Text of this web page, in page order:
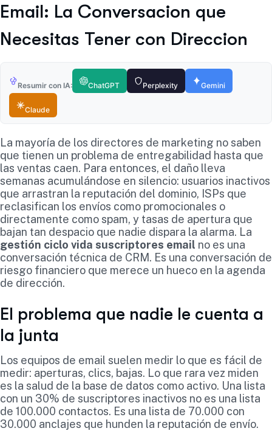
Email: La Conversacion que
Necesitas Tener con Direccion
Resumir con IA: ChatGPT Perplexity Gemini
Claude
La mayoría de los directores de marketing no saben
que tienen un problema de entregabilidad hasta que
las ventas caen. Para entonces, el daño lleva
semanas acumulándose en silencio: usuarios inactivos
que arrastran la reputación del dominio, ISPs que
reclasifican los envíos como promocionales o
directamente como spam, y tasas de apertura que
bajan tan despacio que nadie dispara la alarma. La
gestión ciclo vida suscriptores email no es una
conversación técnica de CRM. Es una conversación de
riesgo financiero que merece un hueco en la agenda
de dirección.
El problema que nadie le cuenta a
la junta
Los equipos de email suelen medir lo que es fácil de
medir: aperturas, clics, bajas. Lo que rara vez miden
es la salud de la base de datos como activo. Una lista
con un 30% de suscriptores inactivos no es una lista
de 100.000 contactos. Es una lista de 70.000 con
30.000 anclajes que hunden la reputación de envío.